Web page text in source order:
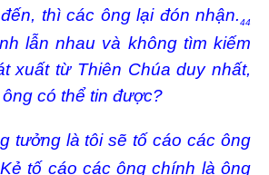
thì các ông lại đón nhận.44
lẫn nhau và không tìm kiếm
xuất từ Thiên Chúa duy nhất,
có thể tin được?
tưởng là tôi sẽ tố cáo các ông
tố cáo các ông chính là ông